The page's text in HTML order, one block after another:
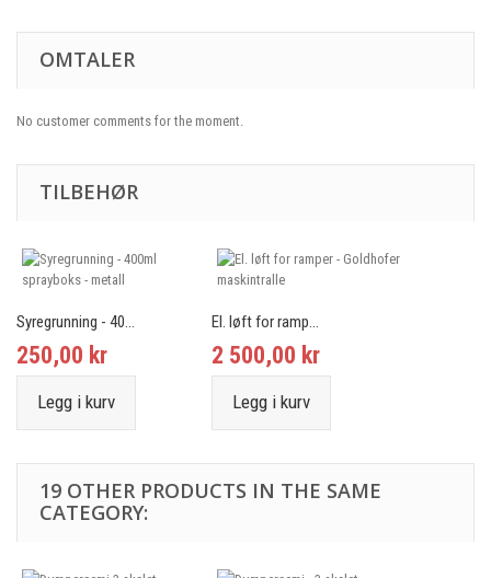
OMTALER
No customer comments for the moment.
TILBEHØR
Syregrunning - 40...
250,00 kr
Legg i kurv
El. løft for ramp...
2 500,00 kr
Legg i kurv
19 OTHER PRODUCTS IN THE SAME
CATEGORY: